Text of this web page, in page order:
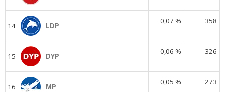
14 LDP
0,07 % 358
15 DYP
0,06 % 326
16 MP
0,05 % 273